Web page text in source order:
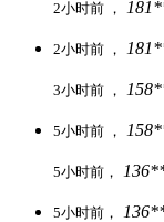
2小时前 ，
2小时前 ，
3小时前 ，
5小时前 ，
5小时前，
5小时前，